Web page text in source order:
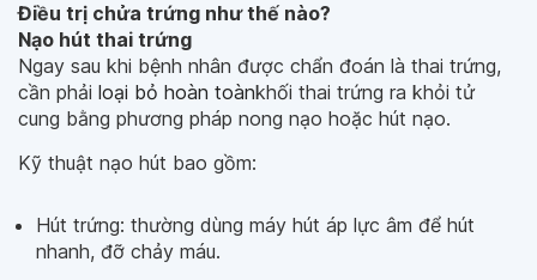
Điều trị chửa trứng như thế nào?
Nạo hút thai trứng
Ngay sau khi bệnh nhân được chẩn đoán là thai trứng,
cần phải loại bỏ hoàn toànkhối thai trứng ra khỏi tử
cung bằng phương pháp nong nạo hoặc hút nạo.
Kỹ thuật nạo hút bao gồm:
Hút trứng: thường dùng máy hút áp lực âm để hút
nhanh, đỡ chảy máu.